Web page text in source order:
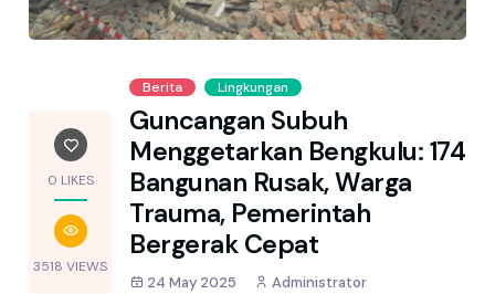
0 LIKES
3518 VIEWS
Berita Lingkungan
Guncangan Subuh
Menggetarkan Bengkulu: 174
Bangunan Rusak, Warga
Trauma, Pemerintah
Bergerak Cepat
24 May 2025 Administrator